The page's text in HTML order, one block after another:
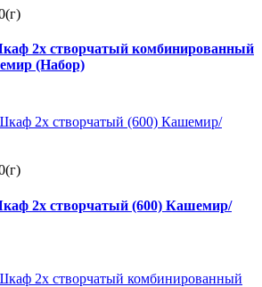
2х створчатый комбинированный
(Набор)
2х створчатый (600) Кашемир/